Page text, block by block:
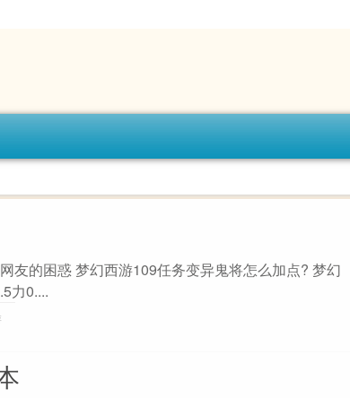
友的困惑 梦幻西游109任务变异鬼将怎么加点? 梦幻
力0....